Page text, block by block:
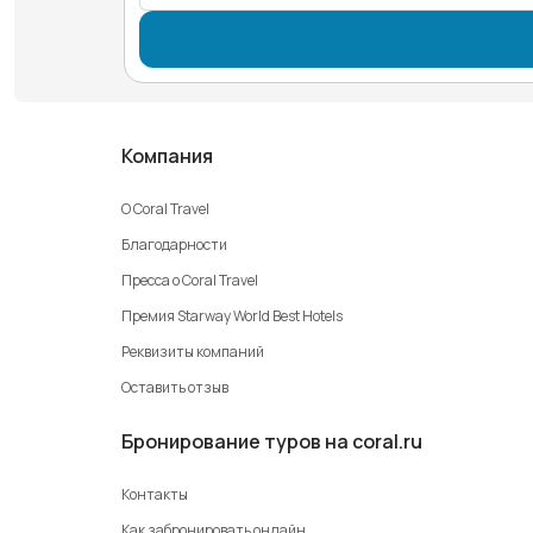
Компания
О Coral Travel
Благодарности
Пресса о Coral Travel
Премия Starway World Best Hotels
Реквизиты компаний
Оставить отзыв
Бронирование туров на coral.ru
Контакты